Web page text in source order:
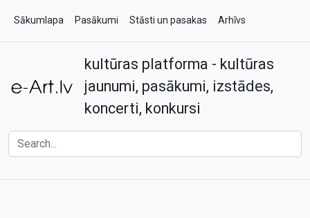
Sākumlapa Pasākumi Stāsti un pasakas Arhīvs
Kontakti
kultūras platforma - kultūras
jaunumi, pasākumi, izstādes,
koncerti, konkursi